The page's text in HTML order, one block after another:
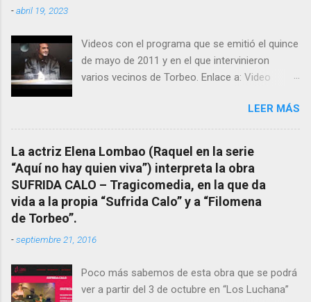
mención a ANTON PATIÑO REGUEIRA (ya
fallecido) cuyo empeño por estudiar y dar a
conocer a esta “sabia” y por ende a Torbeo no
También reproducimos integro el articulo que
en el año 2000 publico Ángel Arnaiz recogiendo
información de primera mano que le
suministraron David (nieto de Filomena) y
algunos vecinos mas del pueblo.
Dejamos para otro momento la ...
-abril 19, 2023
Videos con el programa que se emitió el quince
de mayo de 2011 y en el que intervinieron
varios vecinos de Torbeo. Enlace a: Video
completo emitido en CUARTO MILENIO En
Facebook otra copia con mejor resolución:
Facebook CUARTO MILENIO - Filomena Arias.
LEER MÁS
La actriz Elena Lombao (Raquel en la serie
“Aquí no hay quien viva”) interpreta la obra
SUFRIDA CALO – Tragicomedia, en la que da
vida a la propia “Sufrida Calo” y a “Filomena
de Torbeo”.
-septiembre 21, 2016
Poco más sabemos de esta obra que se podrá
ver a partir del 3 de octubre en “Los Luchana”